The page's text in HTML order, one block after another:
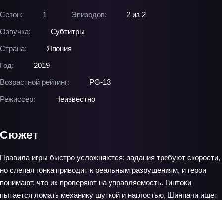
Сезон: 1 Эпизодов:
2 из 2
Озвучка:
Субтитры
Страна:
Япония
Год:
2019
Возрастной рейтинг:
PG-13
Режиссёр:
Неизвестно
Сюжет
Правила игры быстро усложняются: задания требуют скорости,
но слепая гонка приводит к реальным разрушениям, и герои
понимают, что их проверяют на управляемость. Гинтоки
пытается ломать механику шуткой и наглостью, Шинпачи ищет